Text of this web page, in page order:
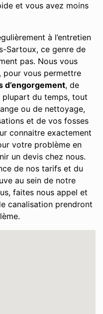
et vous avez moins
à l’entretien
Sartoux, ce genre de
pas. Nous vous
vous permettre
d’engorgement, de
plupart du temps, tout
ou de nettoyage,
et de vos fosses
connaitre exactement
votre problème en
un devis chez nous.
de nos tarifs et du
au sein de notre
faites nous appel et
canalisation prendront